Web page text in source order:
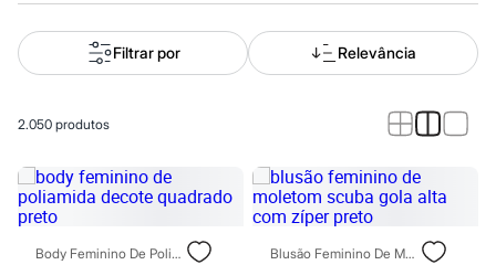
Alfaiataria
Novidades
Roupas
Blusas e Camisetas
Casacos e Jaquetas
Macacões
Saias
Shorts e Bermudas
Vestidos
Acessórios
Filtrar por Relevância
2.050 produtos
Body Feminino De Poliamida Decote Quadrado Preto Blusão Feminino De Moletom Scuba Gola Alta Com Zíper Preto